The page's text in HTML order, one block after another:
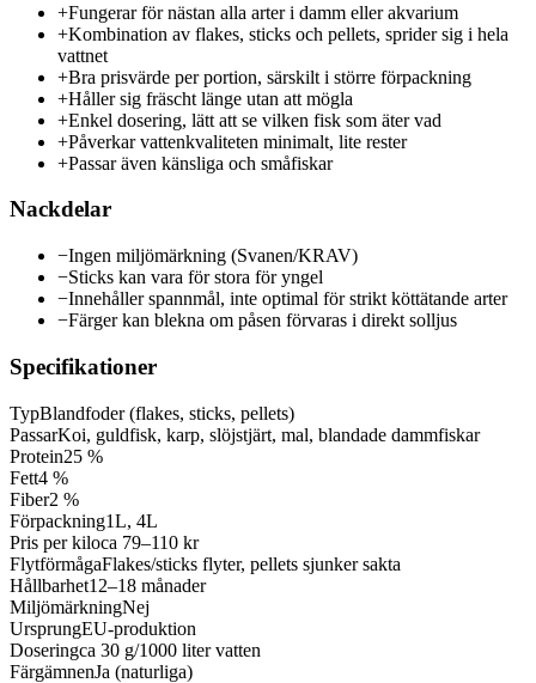
+Fungerar för nästan alla arter i damm eller akvarium
+Kombination av flakes, sticks och pellets, sprider sig i hela
vattnet
+Bra prisvärde per portion, särskilt i större förpackning
+Håller sig fräscht länge utan att mögla
+Enkel dosering, lätt att se vilken fisk som äter vad
+Påverkar vattenkvaliteten minimalt, lite rester
+Passar även känsliga och småfiskar
Nackdelar
−Ingen miljömärkning (Svanen/KRAV)
−Sticks kan vara för stora för yngel
−Innehåller spannmål, inte optimal för strikt köttätande arter
−Färger kan blekna om påsen förvaras i direkt solljus
Specifikationer
TypBlandfoder (flakes, sticks, pellets)
PassarKoi, guldfisk, karp, slöjstjärt, mal, blandade dammfiskar
Protein25 %
Fett4 %
Fiber2 %
Förpackning1L, 4L
Pris per kiloca 79–110 kr
FlytförmågaFlakes/sticks flyter, pellets sjunker sakta
Hållbarhet12–18 månader
MiljömärkningNej
UrsprungEU-produktion
Doseringca 30 g/1000 liter vatten
FärgämnenJa (naturliga)